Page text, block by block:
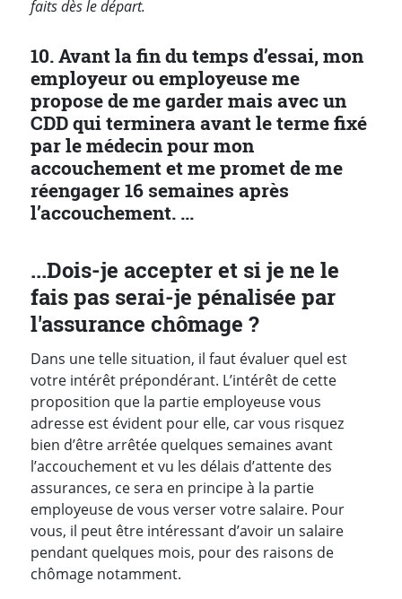
faits dès le départ.
10. Avant la fin du temps d’essai, mon
employeur ou employeuse me
propose de me garder mais avec un
CDD qui terminera avant le terme fixé
par le médecin pour mon
accouchement et me promet de me
réengager 16 semaines après
l’accouchement. ...
...Dois-je accepter et si je ne le
fais pas serai-je pénalisée par
l'assurance chômage ?
Dans une telle situation, il faut évaluer quel est
votre intérêt prépondérant. L’intérêt de cette
proposition que la partie employeuse vous
adresse est évident pour elle, car vous risquez
bien d’être arrêtée quelques semaines avant
l’accouchement et vu les délais d’attente des
assurances, ce sera en principe à la partie
employeuse de vous verser votre salaire. Pour
vous, il peut être intéressant d’avoir un salaire
pendant quelques mois, pour des raisons de
chômage notamment.